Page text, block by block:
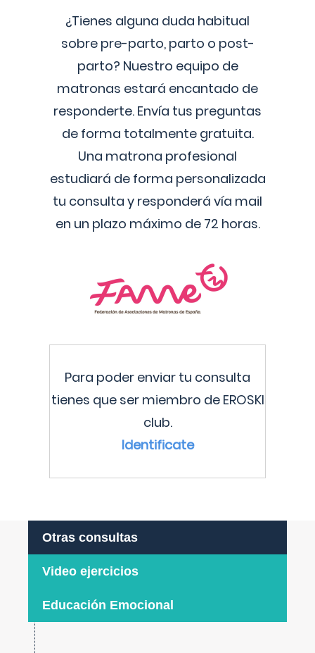
¿Tienes alguna duda habitual
sobre pre-parto, parto o post-
parto? Nuestro equipo de
matronas estará encantado de
responderte. Envía tus preguntas
de forma totalmente gratuita.
Una matrona profesional
estudiará de forma personalizada
tu consulta y responderá vía mail
en un plazo máximo de 72 horas.
Para poder enviar tu consulta
tienes que ser miembro de EROSKI
club.
Identificate
Otras consultas
Video ejercicios
Educación Emocional